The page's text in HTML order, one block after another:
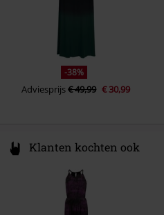
-38%
Adviesprijs€ 49,99 € 30,99
Klanten kochten ook